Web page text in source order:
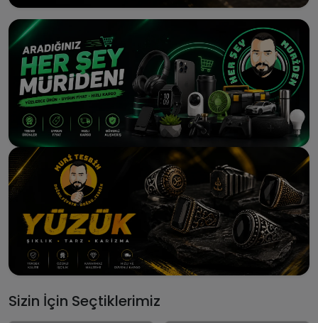
Sizin İçin Seçtiklerimiz